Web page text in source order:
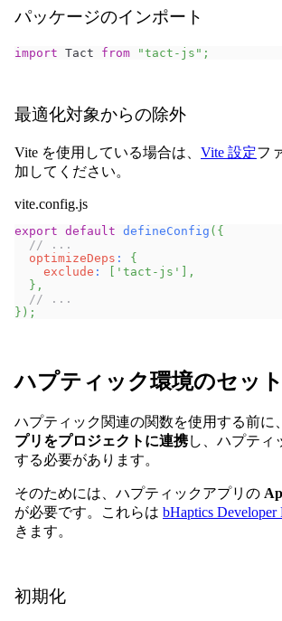
パッケージのインポート
import Tact from "tact-js" ;
最適化対象からの除外
Vite を使用している場合は、 Vite 設定フ
加してください。
vite.config.js
export default defineConfig ( {
// ...
optimizeDeps :
{
exclude : 'tact-js'
,
} ,
// ...
} ) ;
ハプティック環境のセッ
ハプティック関連の関数を使用する前に
プリをプロジェクトに連携し、ハプティ
する必要があります。
そのためには、ハプティックアプリの
が必要です。これらは bHaptics Developer
きます。
初期化